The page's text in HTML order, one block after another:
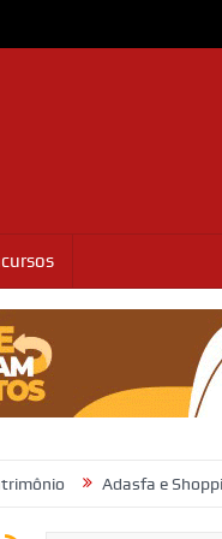
Adasfa e Shopping Jardins